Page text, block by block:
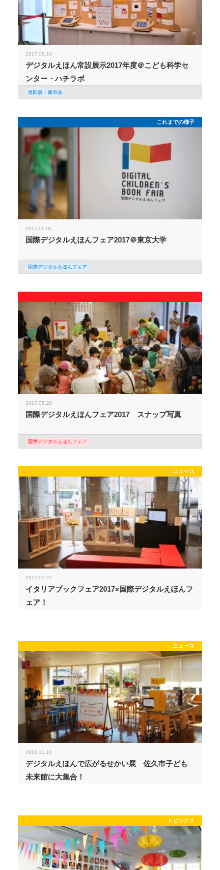
2017.06.10
デジタルえほん常設展示2017年度＠こども科学セ
ンター・ハチラボ
巡回展・展示会
これまでの様子
2017.06.01
国際デジタルえほんフェア2017＠東京大学
国際デジタルえほんフェア
2017.05.28
国際デジタルえほんフェア2017 スナップ写真
国際デジタルえほんフェア
ニュース
2017.03.27
イタリアブックフェア2017×国際デジタルえほんフ
ェア！
ニュース
2016.12.16
デジタルえほんで広がるせかい展 佐久市子ども
未来館に大集合！
トピックス